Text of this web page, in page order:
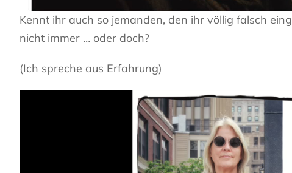
Kennt ihr auch so jemanden, den ihr völlig falsch
nicht immer … oder doch?
(Ich spreche aus Erfahrung)